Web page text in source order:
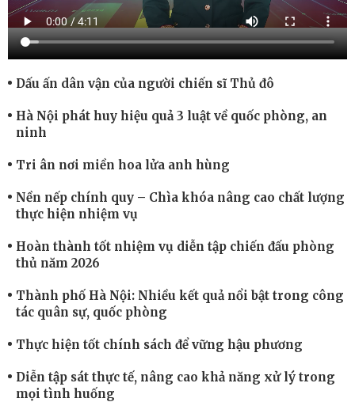
Dấu ấn dân vận của người chiến sĩ Thủ đô
Hà Nội phát huy hiệu quả 3 luật về quốc phòng, an
ninh
Tri ân nơi miền hoa lửa anh hùng
Nền nếp chính quy – Chìa khóa nâng cao chất lượng
thực hiện nhiệm vụ
Hoàn thành tốt nhiệm vụ diễn tập chiến đấu phòng
thủ năm 2026
Thành phố Hà Nội: Nhiều kết quả nổi bật trong công
tác quân sự, quốc phòng
Thực hiện tốt chính sách để vững hậu phương
Diễn tập sát thực tế, nâng cao khả năng xử lý trong
mọi tình huống